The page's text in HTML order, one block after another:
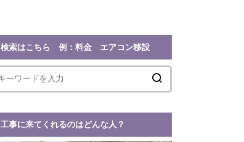
検索はこちら 例：料金 エアコン移設
工事に来てくれるのはどんな人？